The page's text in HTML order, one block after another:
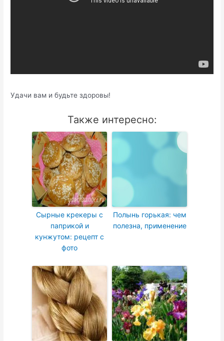
Удачи вам и будьте здоровы!
Также интересно:
Сырные крекеры с
паприкой и
кунжутом: рецепт с
фото
Полынь горькая: чем
полезна, применение